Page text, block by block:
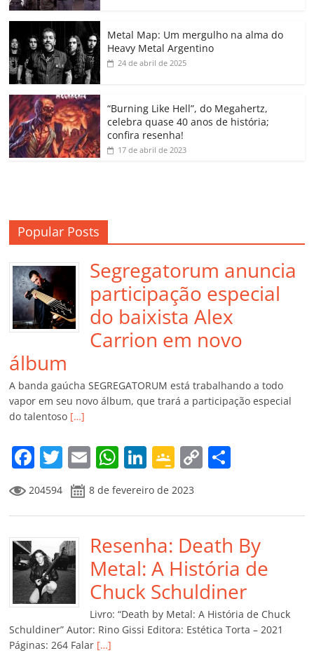
o
o
k
p a
ss
o
m
k h
Metal Map: Um mergulho na alma do
Heavy Metal Argentino
24 de abril de 2025
“Burning Like Hell”, do Megahertz,
celebra quase 40 anos de história;
confira resenha!
17 de abril de 2023
Popular Posts
Segregatorum anuncia
participação especial
do baixista Alex
Carrion em novo
álbum
A banda gaúcha SEGREGATORUM está trabalhando a todo
vapor em seu novo álbum, que trará a participação especial
do talentoso […]
F
a
c
e
b
o
o
k
T
w
itt
er
E
m
ai
l
W
at
s
A
p
p
Li
k
e
dI
n
G
o
o
gl
e
Cl
a
ss
ro
C
y
Li
n
k
p
ar
til
h
ar
204594 8 de fevereiro de 2023
Resenha: Death By
Metal: A História de
Chuck Schuldiner
Livro: “Death by Metal: A História de Chuck
Schuldiner” Autor: Rino Gissi Editora: Estética Torta – 2021
Páginas: 264 Falar […]